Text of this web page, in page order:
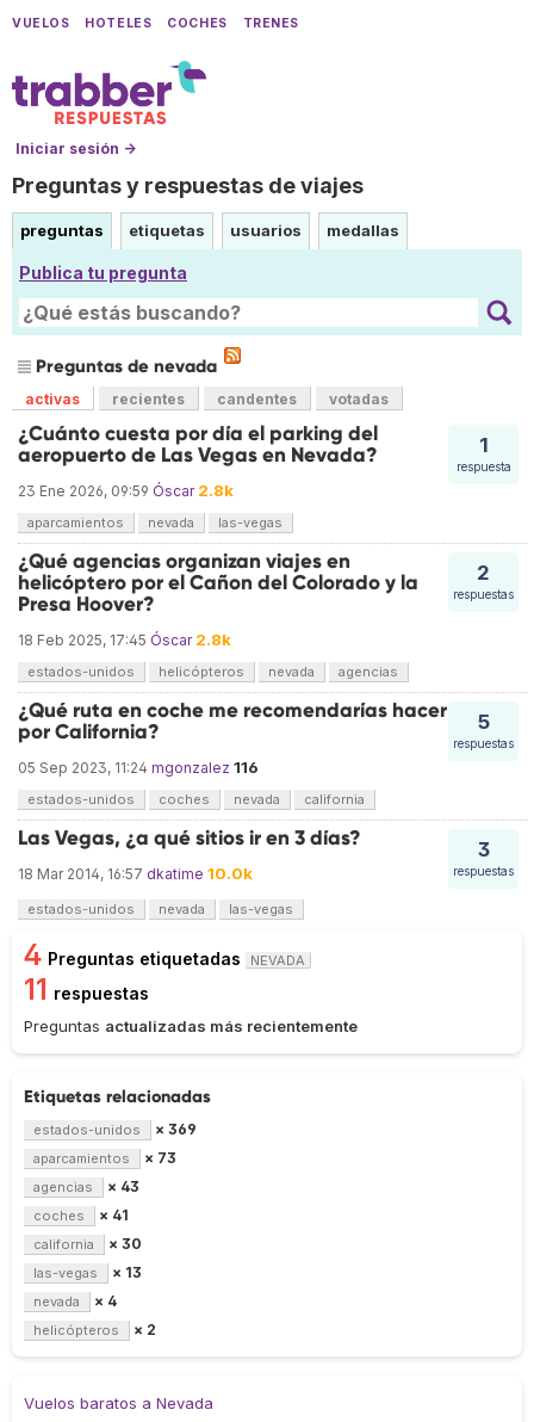
VUELOS HOTELES COCHES TRENES
Iniciar sesión →
Preguntas y respuestas de viajes
preguntas etiquetas usuarios medallas
Publica tu pregunta
Preguntas de nevada
activas recientes candentes votadas
1
respuesta
¿Cuánto cuesta por día el parking del
aeropuerto de Las Vegas en Nevada?
23 Ene 2026, 09:59 Óscar 2.8k
aparcamientos nevada las-vegas
2
respuestas
¿Qué agencias organizan viajes en
helicóptero por el Cañon del Colorado y la
Presa Hoover?
18 Feb 2025, 17:45 Óscar 2.8k
estados-unidos helicópteros nevada agencias
5
respuestas
¿Qué ruta en coche me recomendarías hacer
por California?
05 Sep 2023, 11:24 mgonzalez 116
estados-unidos coches nevada california
3
respuestas
Las Vegas, ¿a qué sitios ir en 3 días?
18 Mar 2014, 16:57 dkatime 10.0k
estados-unidos nevada las-vegas
4 Preguntas etiquetadas NEVADA
11 respuestas
Preguntas actualizadas más recientemente
Etiquetas relacionadas
estados-unidos × 369
aparcamientos × 73
agencias × 43
coches × 41
california × 30
las-vegas × 13
nevada × 4
helicópteros × 2
Vuelos baratos a Nevada